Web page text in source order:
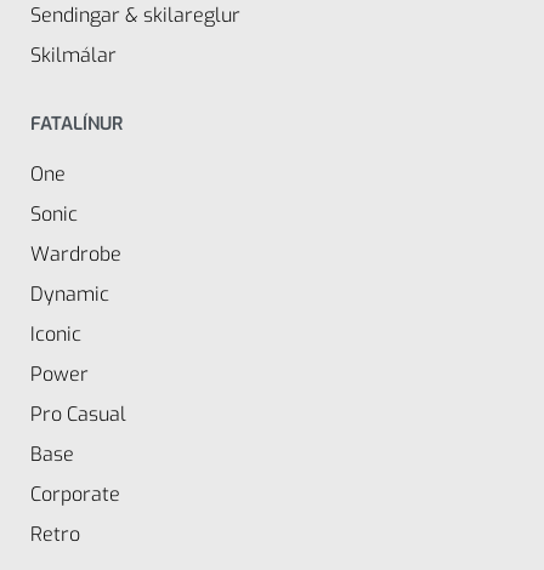
Sendingar & skilareglur
Skilmálar
FATALÍNUR
One
Sonic
Wardrobe
Dynamic
Iconic
Power
Pro Casual
Base
Corporate
Retro